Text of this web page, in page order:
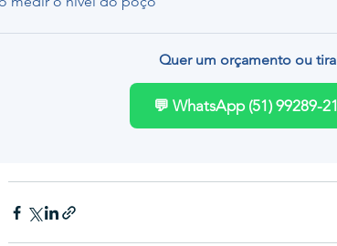
Quer um orçamento ou
💬 WhatsApp (51) 99289-